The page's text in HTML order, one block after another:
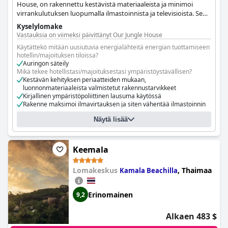
House, on rakennettu kestävistä materiaaleista ja minimoi
virrankulutuksen luopumalla ilmastoinnista ja televisioista. Se
vähentää muovijätettä tarjoamalla suodatettua vettä huoneissa
ja yleisissä tiloissa. Lomakeskus suojelee aktiivisesti
omistuksessaan olevaa sademetsää, istuttaa puita uudelleen ja
sillä on luomutila. Se tukee ympäristökasvatusta paikallisille
lapsille ja edistää paikallista taloutta palkkaamalla paikallista
henkilökuntaa.
Kyselylomake
Vastauksia on viimeksi päivittänyt Our Jungle House
Käytättekö mitään uusiutuvia energialähteitä energian tuottamiseen
hotellin/majoituksen tiloissa?
Auringon säteily
Mikä tekee hotellistasi/majoituksestasi ympäristöystävällisen?
Kestävän kehityksen periaatteiden mukaan,
luonnonmateriaaleista valmistetut rakennustarvikkeet
Kirjallinen ympäristöpoliittinen lausuma käytössä
Rakenne maksimoi ilmavirtauksen ja siten vähentää ilmastoinnin
tarvetta.
Rakenne maksimoi luonnonvalon käytön ja siten vähentää
valaistuksen ja lämmityksen tarvetta.
Ympäristöystävällisiin aloitteisiin osallistuminen (esim.
metsänistutus, villieläinten suojelu).
Myrkyttömien puhdistusaineiden käyttö
Ravintolassa tarjoillaan luomuruokaa
LED-valaistus kaikkialla tiloissa
Ympäristöpäällikkö nimitetty
Työntekijät koulutetaan noudattamaan ympäristöystävällisiä
käytäntöjä
Vessat huuhtelevat max. 6 litraa huuhtelua kohti.
Huoneissa on kyltit, joissa kerrotaan, että pyyhkeet vaihdetaan
vain pyynnöstä.
Näytä lisää
Keemala
Lomakeskus Kamala Beachilla, Thaimaa
9,2 Erinomainen
Alkaen 483 $